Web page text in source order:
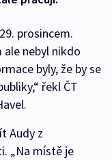
prosincem.
nebyl nikdo
byly, že by se
řekl ČT
Audy z
„Na místě je